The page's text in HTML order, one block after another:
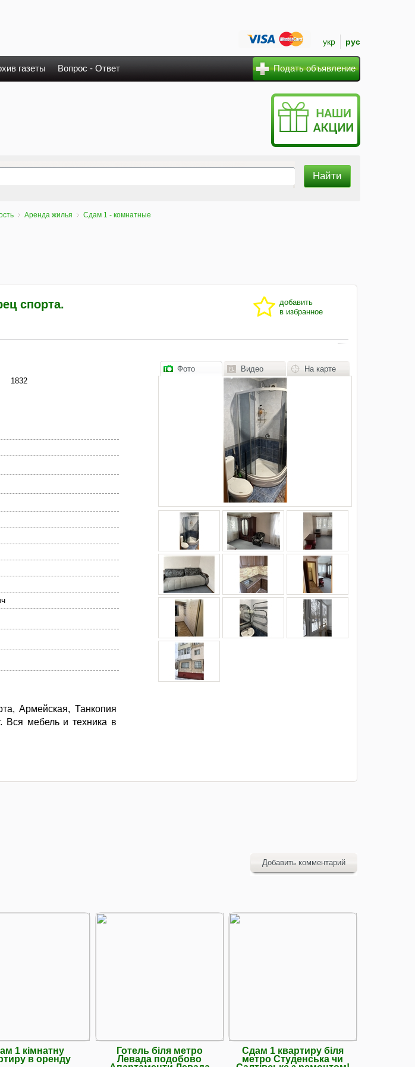
укр рус
газеты Вопрос - Ответ Подать объявление
Аренда жилья Сдам 1 - комнатные
спорта.
добавить
в избранное
1832
Армейская, Танкопия
Вся мебель и техника в
Фото Видео На карте
Добавить комментарий
1 кімнатну
в оренду
Готель біля метро
Левада подобово
Сдам 1 квартиру біля
метро Студенська чи